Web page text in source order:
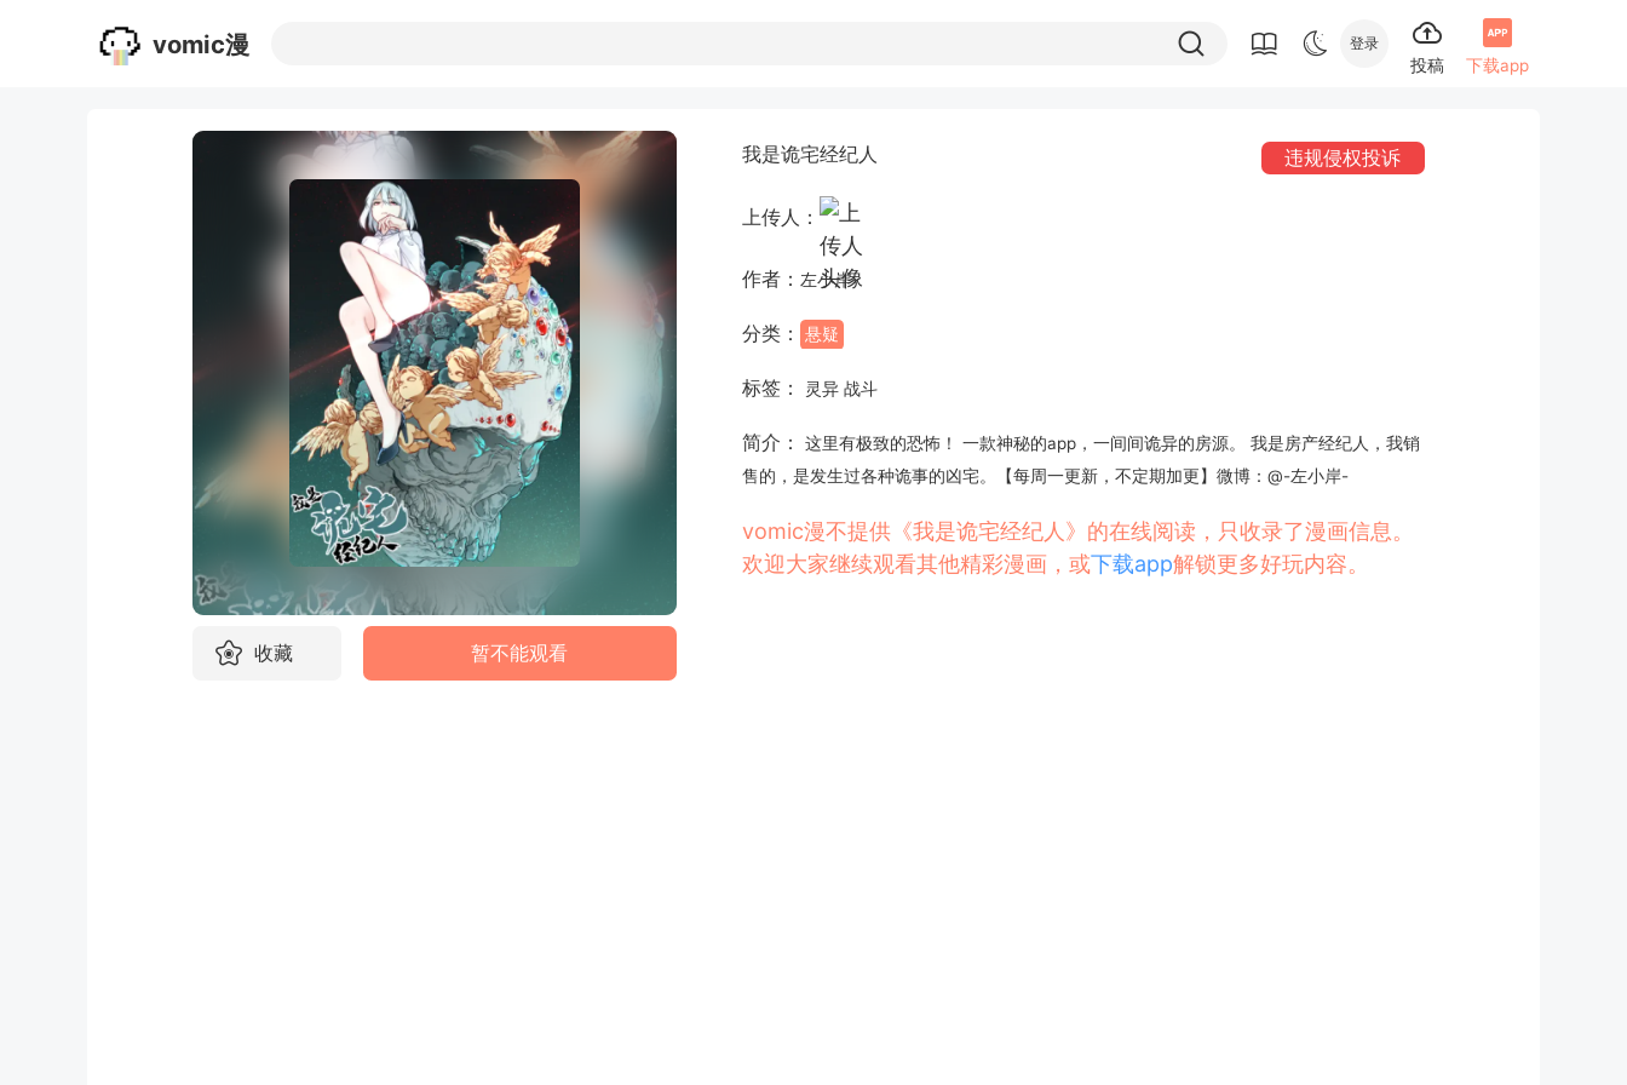
vomic漫 登录
投稿 下载app
收藏 暂不能观看
我是诡宅经纪人 违规侵权投诉
上传人：
作者： 左小岸
分类： 悬疑
标签： 灵异 战斗
简介：
这里有极致的恐怖！ 一款神秘的app，一间间诡异的房源。 我是房产经纪人，我销
售的，是发生过各种诡事的凶宅。【每周一更新，不定期加更】微博：@-左小岸-
vomic漫不提供《我是诡宅经纪人》的在线阅读，只收录了漫画信息。
欢迎大家继续观看其他精彩漫画，或下载app解锁更多好玩内容。